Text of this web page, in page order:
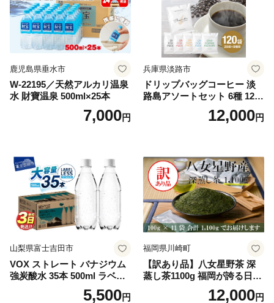
鹿児島県垂水市
W-22195／天然アルカリ温泉
水 財寶温泉 500ml×25本
7,000円
兵庫県淡路市
ドリップバッグコーヒー 淡
路島アソートセット 6種 120
袋 飲み比べ コーヒー
12,000円
山梨県富士吉田市
VOX ストレート バナジウム
強炭酸水 35本 500ml ラベル
レス【富士吉田市限定カート
5,500円
福岡県川崎町
【訳あり品】八女星野茶 深
蒸し茶1100g 福岡が誇る日本
茶_ 訳アリ 常温 お茶 茶袋 常
備品 おちゃ ocha 茶葉 緑茶
12,000円